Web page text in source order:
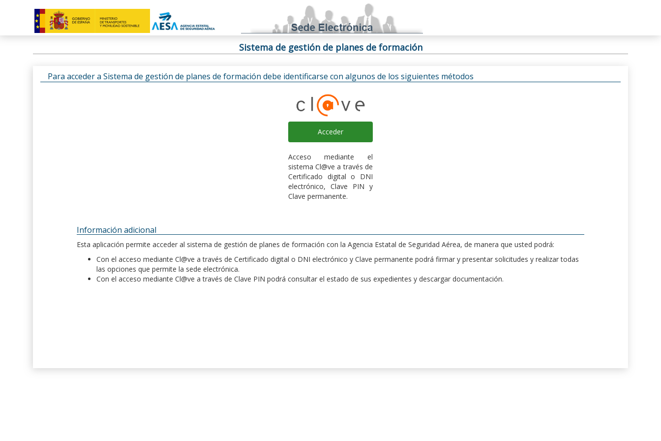
Sistema de gestión de planes de formación
Para acceder a Sistema de gestión de planes de formación debe identificarse con algunos de los siguientes métodos
Acceder
Acceso mediante el
sistema Cl@ve a través de
Certificado digital o DNI
electrónico, Clave PIN y
Clave permanente.
Información adicional
Esta aplicación permite acceder al sistema de gestión de planes de formación con la Agencia Estatal de Seguridad Aérea, de manera que usted podrá:
Con el acceso mediante Cl@ve a través de Certificado digital o DNI electrónico y Clave permanente podrá firmar y presentar solicitudes y realizar todas
las opciones que permite la sede electrónica.
Con el acceso mediante Cl@ve a través de Clave PIN podrá consultar el estado de sus expedientes y descargar documentación.